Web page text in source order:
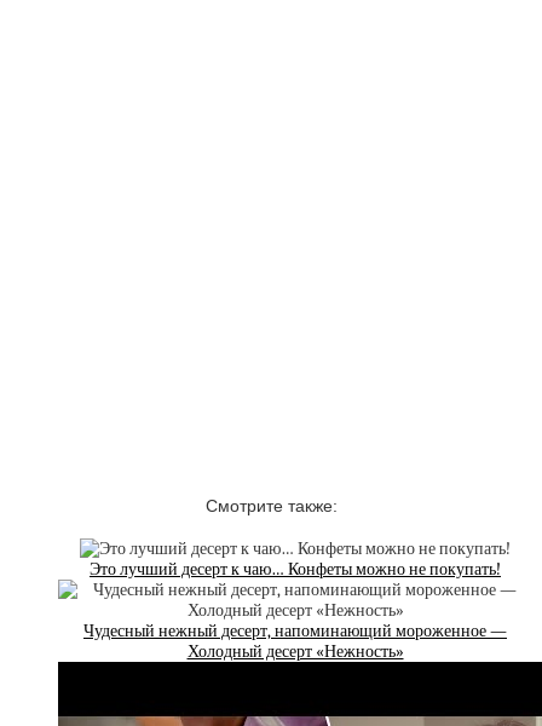
Смотрите также:
Это лучший десерт к чаю… Конфеты можно не покупать!
Чудесный нежный десерт, напоминающий мороженное —
Холодный десерт «Нежность»